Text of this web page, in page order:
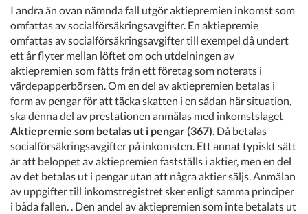
I andra än ovan nämnda fall utgör aktiepremien inkomst som
omfattas av socialförsäkringsavgifter. En aktiepremie
omfattas av socialförsäkringsavgifter till exempel då undert
ett år flyter mellan löftet om och utdelningen av
aktiepremien som fåtts från ett företag som noterats i
värdepapperbörsen. Om en del av aktiepremien betalas i
form av pengar för att täcka skatten i en sådan här situation,
ska denna del av prestationen anmälas med inkomstslaget
Aktiepremie som betalas ut i pengar (367). Då betalas
socialförsäkringsavgifter på inkomsten. Ett annat typiskt sätt
är att beloppet av aktiepremien fastställs i aktier, men en del
av det betalas ut i pengar utan att några aktier säljs. Anmälan
av uppgifter till inkomstregistret sker enligt samma principer
i båda fallen. . Den andel av aktiepremien som inte betalats ut